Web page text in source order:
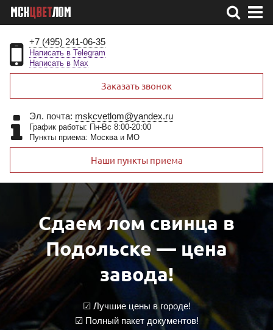
+7 (495) 241-06-35
Написать в Telegram
Написать в Max
Заказать звонок
Эл. почта: mskcvetlom@yandex.ru
График работы: Пн-Вс 8:00-20:00
Пункты приема: Москва и МО
Наши пункты приема
Сдаем лом свинца в
Подольске — цена
завода!
☑ Лучшие цены в городе!
☑ Полный пакет документов!